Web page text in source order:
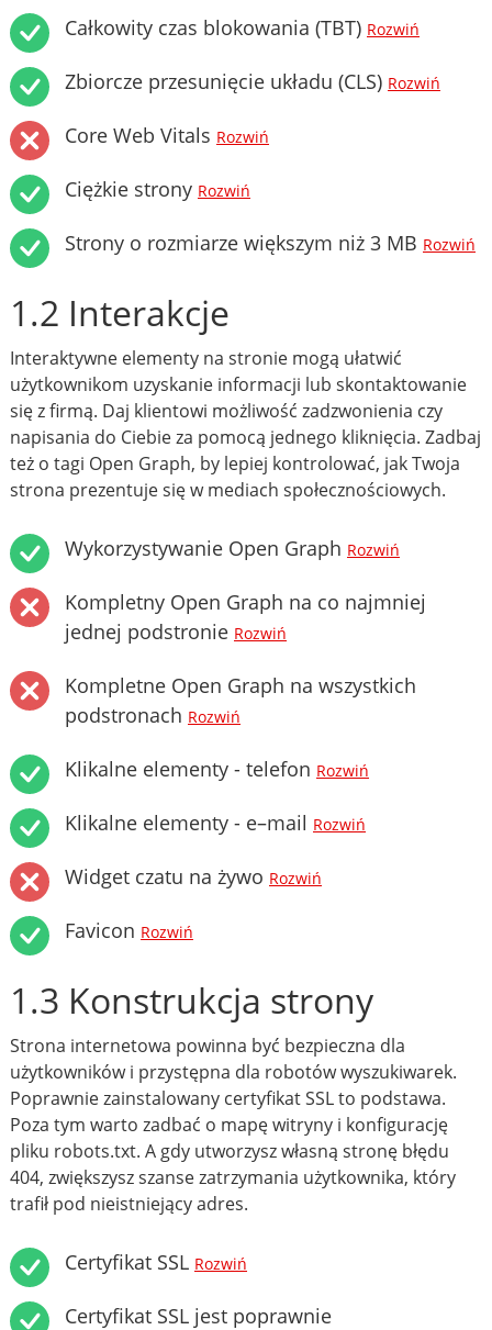
Całkowity czas blokowania (TBT) Rozwiń
Zbiorcze przesunięcie układu (CLS) Rozwiń
Core Web Vitals Rozwiń
Ciężkie strony Rozwiń
Strony o rozmiarze większym niż 3 MB Rozwiń
1.2 Interakcje
Interaktywne elementy na stronie mogą ułatwić
użytkownikom uzyskanie informacji lub skontaktowanie
się z firmą. Daj klientowi możliwość zadzwonienia czy
napisania do Ciebie za pomocą jednego kliknięcia. Zadbaj
też o tagi Open Graph, by lepiej kontrolować, jak Twoja
strona prezentuje się w mediach społecznościowych.
Wykorzystywanie Open Graph Rozwiń
Kompletny Open Graph na co najmniej
jednej podstronie Rozwiń
Kompletne Open Graph na wszystkich
podstronach Rozwiń
Klikalne elementy - telefon Rozwiń
Klikalne elementy - e–mail Rozwiń
Widget czatu na żywo Rozwiń
Favicon Rozwiń
1.3 Konstrukcja strony
Strona internetowa powinna być bezpieczna dla
użytkowników i przystępna dla robotów wyszukiwarek.
Poprawnie zainstalowany certyfikat SSL to podstawa.
Poza tym warto zadbać o mapę witryny i konfigurację
pliku robots.txt. A gdy utworzysz własną stronę błędu
404, zwiększysz szanse zatrzymania użytkownika, który
trafił pod nieistniejący adres.
Certyfikat SSL Rozwiń
Certyfikat SSL jest poprawnie